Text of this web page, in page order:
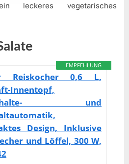
leckeres vegetarisches
EMPFEHLUNG
Reiskocher 0,6 L,
Innentopf,
und
Design, Inklusive
und Löffel, 300 W,